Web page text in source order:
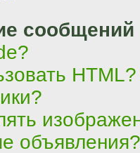
HTML?
объявления?